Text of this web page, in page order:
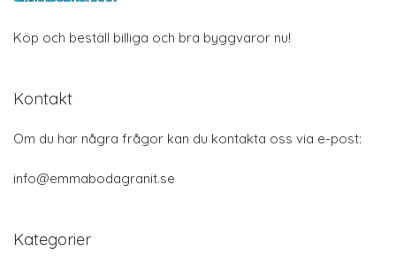
Köp och beställ billiga och bra byggvaror nu!
Kontakt
Om du har några frågor kan du kontakta oss via e-post:
info@emmabodagranit.se
Kategorier